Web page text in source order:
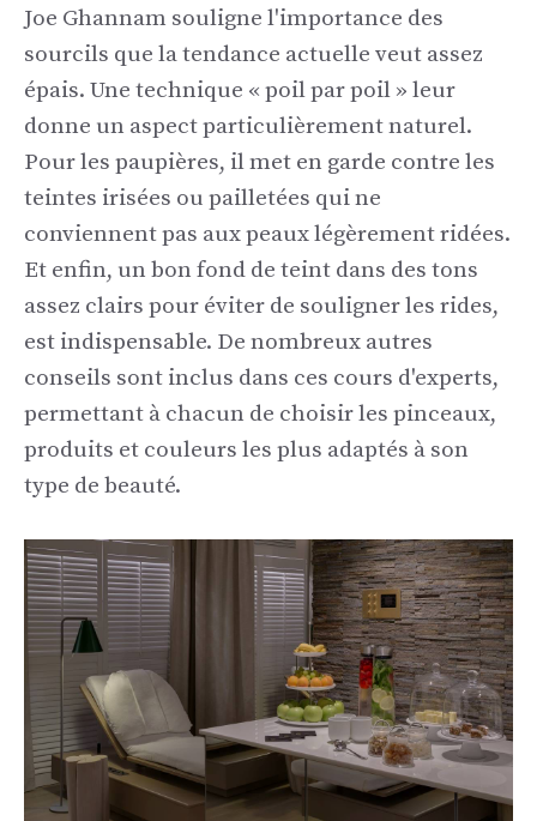
Joe Ghannam souligne l'importance des
sourcils que la tendance actuelle veut assez
épais. Une technique « poil par poil » leur
donne un aspect particulièrement naturel.
Pour les paupières, il met en garde contre les
teintes irisées ou pailletées qui ne
conviennent pas aux peaux légèrement ridées.
Et enfin, un bon fond de teint dans des tons
assez clairs pour éviter de souligner les rides,
est indispensable. De nombreux autres
conseils sont inclus dans ces cours d'experts,
permettant à chacun de choisir les pinceaux,
produits et couleurs les plus adaptés à son
type de beauté.